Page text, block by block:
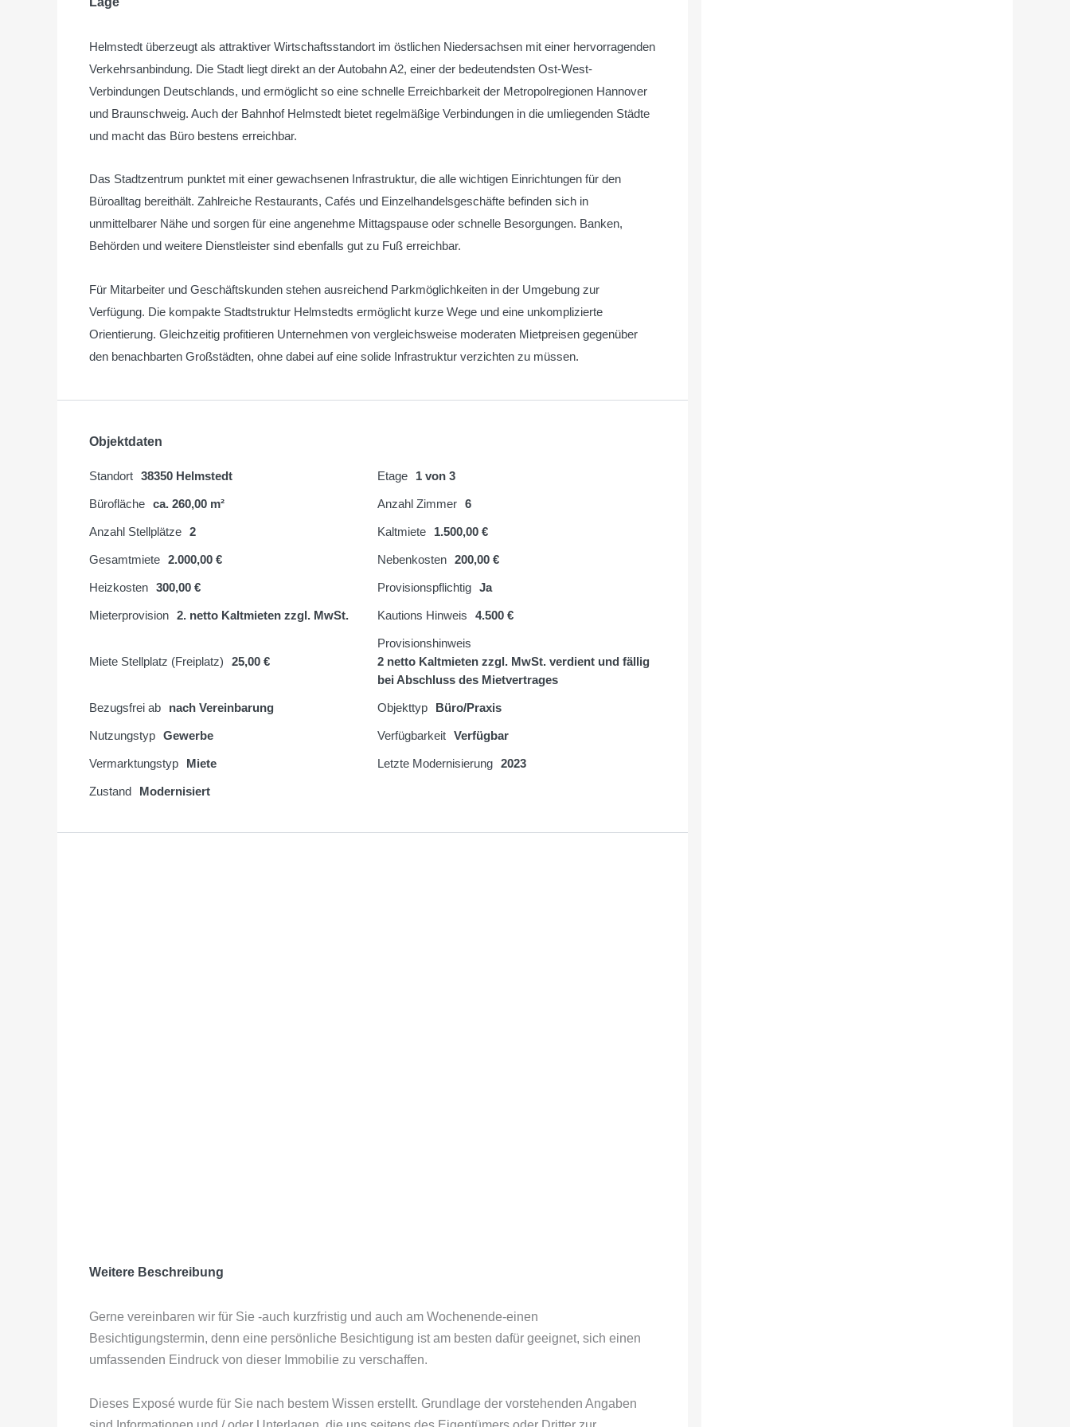
Helmstedt überzeugt als attraktiver Wirtschaftsstandort im östlichen Niedersachsen mit einer hervorragenden
Verkehrsanbindung. Die Stadt liegt direkt an der Autobahn A2, einer der bedeutendsten Ost-West-
Verbindungen Deutschlands, und ermöglicht so eine schnelle Erreichbarkeit der Metropolregionen Hannover
und Braunschweig. Auch der Bahnhof Helmstedt bietet regelmäßige Verbindungen in die umliegenden Städte
und macht das Büro bestens erreichbar.
Das Stadtzentrum punktet mit einer gewachsenen Infrastruktur, die alle wichtigen Einrichtungen für den
Büroalltag bereithält. Zahlreiche Restaurants, Cafés und Einzelhandelsgeschäfte befinden sich in
unmittelbarer Nähe und sorgen für eine angenehme Mittagspause oder schnelle Besorgungen. Banken,
Behörden und weitere Dienstleister sind ebenfalls gut zu Fuß erreichbar.
Für Mitarbeiter und Geschäftskunden stehen ausreichend Parkmöglichkeiten in der Umgebung zur
Verfügung. Die kompakte Stadtstruktur Helmstedts ermöglicht kurze Wege und eine unkomplizierte
Orientierung. Gleichzeitig profitieren Unternehmen von vergleichsweise moderaten Mietpreisen gegenüber
den benachbarten Großstädten, ohne dabei auf eine solide Infrastruktur verzichten zu müssen.
Objektdaten
Standort 38350 Helmstedt Etage 1 von 3
Bürofläche ca. 260,00 m² Anzahl Zimmer 6
Anzahl Stellplätze 2 Kaltmiete 1.500,00 €
Gesamtmiete 2.000,00 € Nebenkosten 200,00 €
Heizkosten 300,00 € Provisionspflichtig Ja
Mieterprovision 2. netto Kaltmieten zzgl. MwSt. Kautions Hinweis 4.500 €
Miete Stellplatz (Freiplatz) 25,00 €
Provisionshinweis
2 netto Kaltmieten zzgl. MwSt. verdient und fällig
bei Abschluss des Mietvertrages
Bezugsfrei ab nach Vereinbarung Objekttyp Büro/Praxis
Nutzungstyp Gewerbe Verfügbarkeit Verfügbar
Vermarktungstyp Miete Letzte Modernisierung 2023
Zustand Modernisiert
Weitere Beschreibung
Gerne vereinbaren wir für Sie -auch kurzfristig und auch am Wochenende-einen
Besichtigungstermin, denn eine persönliche Besichtigung ist am besten dafür geeignet, sich einen
umfassenden Eindruck von dieser Immobilie zu verschaffen.
Dieses Exposé wurde für Sie nach bestem Wissen erstellt. Grundlage der vorstehenden Angaben